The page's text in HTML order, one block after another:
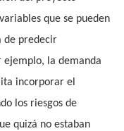
que se pueden
de predecir
ejemplo, la demanda
incorporar el
los riesgos de
quizá no estaban